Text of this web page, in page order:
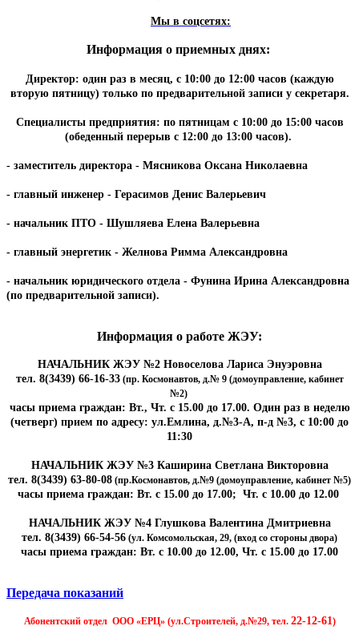
Мы в соцсетях:
Информация о приемных днях:
Директор: один раз в месяц, с 10:00 до 12:00 часов (каждую
вторую пятницу) только по предварительной записи у секретаря.
Специалисты предприятия: по пятницам с 10:00 до 15:00 часов
(обеденный перерыв с 12:00 до 13:00 часов).
- заместитель директора - Мясникова Оксана Николаевна
- главный инженер - Герасимов Денис Валерьевич
- начальник ПТО - Шушляева Елена Валерьевна
- главный энергетик - Желнова Римма Александровна
- начальник юридического отдела - Фунина Ирина Александровна
(по предварительной записи).
Информация о работе ЖЭУ:
НАЧАЛЬНИК ЖЭУ №2 Новоселова Лариса Энуэровна
тел. 8(3439) 66-16-33(пр. Космонавтов, д.№ 9 (домоуправление, кабинет
№2)
часы приема граждан: Вт., Чт. с 15.00 до 17.00. Один раз в неделю
(четверг) прием по адресу: ул.Емлина, д.№3-А, п-д №3, с 10:00 до
11:30
НАЧАЛЬНИК ЖЭУ №3 Каширина Светлана Викторовна
тел. 8(3439) 63-80-08 (пр.Космонавтов, д.№9 (домоуправление, кабинет №5)
часы приема граждан: Вт. с 15.00 до 17.00; Чт. с 10.00 до 12.00
НАЧАЛЬНИК ЖЭУ №4 Глушкова Валентина Дмитриевна
тел. 8(3439) 66-54-56 (ул. Комсомольская, 29, (вход со стороны двора)
часы приема граждан: Вт. с 10.00 до 12.00, Чт. с 15.00 до 17.00
Передача показаний
Абонентский отдел ООО «ЕРЦ» (ул.Строителей, д.№29, тел. 22-12-61)